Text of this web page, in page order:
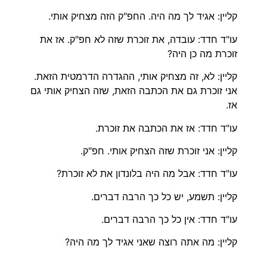
קליין: אגיד לך מה היה. החפ"ק הזה מצחיק אותי.
עו"ד חדד: עובדה, את זוכרת שזה לא חפ"ק. אז את
זוכרת מה כן היה?
קליין: לא, זה מצחיק אותי, ההגדרה הדרמטית הזאת.
אני זוכרת גם את הכתבה הזאת, שזה הצחיק אותי גם
אז.
עו"ד חדד: אז את הכתבה את זוכרת.
קליין: אני זוכרת שזה הצחיק אותי. חפ"ק.
עו"ד חדד: אבל מה היה בלונדון את לא זוכרת?
קליין: תשמע, יש כל כך הרבה דברים.
עו"ד חדד: אין כל כך הרבה דברים.
קליין: מה אתה רוצה שאני אגיד לך מה היה?